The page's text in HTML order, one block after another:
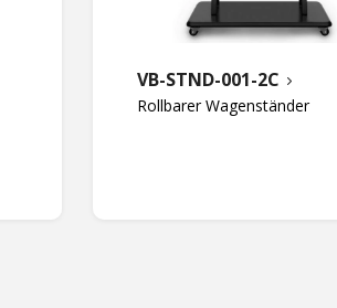
VB-STND-001-2C
Rollbarer Wagenständer